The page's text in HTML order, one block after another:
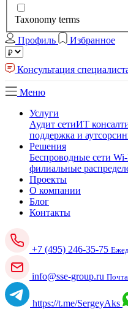
Taxonomy terms
Профиль
Избранное
Консультация
Меню
Услуги
Аудит сетиИТ
поддержка и
Решения
Беспроводные сети
филиальные
Проекты
О компании
Блог
Контакты
+7 (495) 246-35-75
info@sse-group.ru Почта
https://t.me/SergeyAks